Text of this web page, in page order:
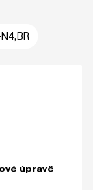
úpravě